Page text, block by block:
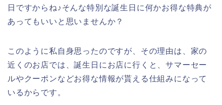
日ですからね♪そんな特別な誕生日に何かお得な特典が
あってもいいと思いませんか？
このように私自身思ったのですが、その理由は、家の
近くのお店では、誕生日にお店に行くと、サマーセー
ルやクーポンなどお得な情報が貰える仕組みになって
いるからです。